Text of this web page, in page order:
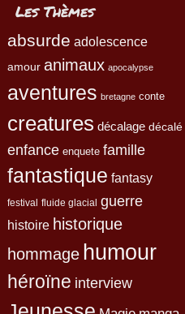
Les Thèmes
absurde adolescence
amour animaux apocalypse
aventures bretagne conte
creatures décalage décalé
enfance enquete famille
fantastique fantasy
festival fluide glacial guerre
histoire historique
hommage humour
héroïne interview